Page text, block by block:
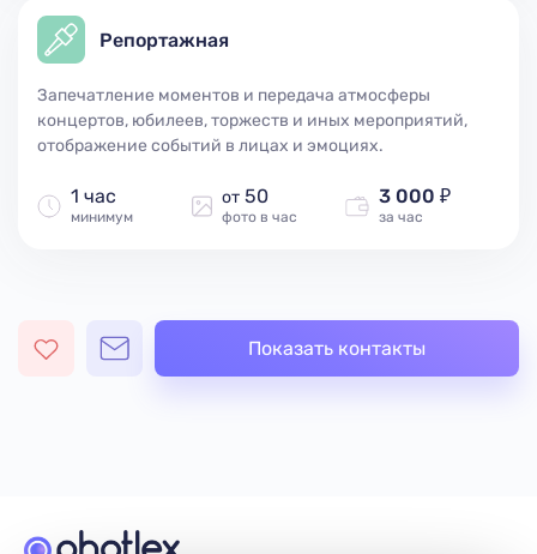
Репортажная
Запечатление моментов и передача атмосферы
концертов, юбилеев, торжеств и иных мероприятий,
отображение событий в лицах и эмоциях.
1 час
минимум
от50
фото в час
3 000 ₽
за час
Показать контакты